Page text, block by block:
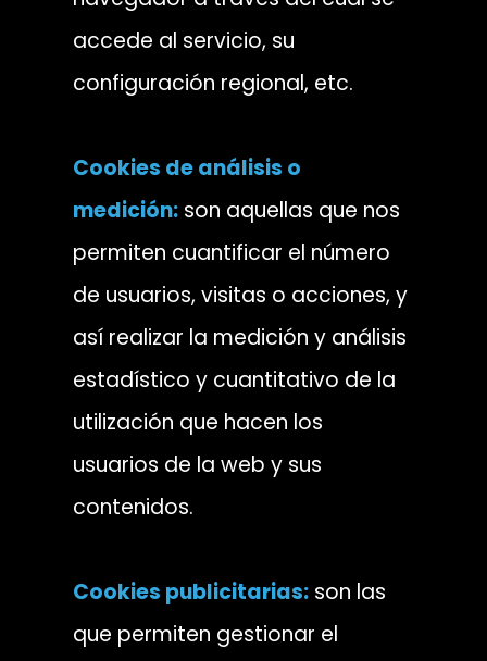
accede al servicio, su
configuración regional, etc.
Cookies de análisis o
medición: son aquellas que nos
permiten cuantificar el número
de usuarios, visitas o acciones, y
así realizar la medición y análisis
estadístico y cuantitativo de la
utilización que hacen los
usuarios de la web y sus
contenidos.
Cookies publicitarias: son las
que permiten gestionar el